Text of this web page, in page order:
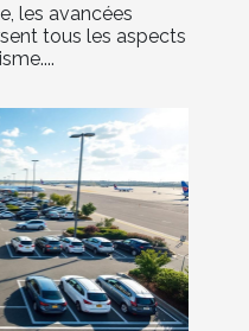
les avancées
tous les aspects